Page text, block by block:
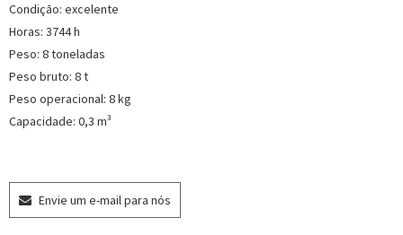
Condição: excelente
Horas: 3744 h
Peso: 8 toneladas
Peso bruto: 8 t
Peso operacional: 8 kg
Capacidade: 0,3 m³
Envie um e-mail para nós